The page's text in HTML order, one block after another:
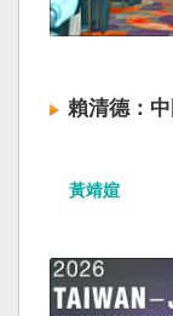
賴清德：
黃靖媗